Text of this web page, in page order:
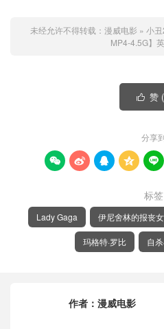
未经允许不得转载： 漫威电影 » 小
MP4-4.5G】
 赞 (
分享
    
标签
Lady Gaga 伊尼舍林的报丧
玛格特·罗比 自
作者： 漫威电影